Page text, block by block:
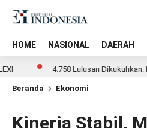
HOME NASIONAL DAERAH
4.758 Lulusan Dikukuhkan, BINUS
Beranda Ekonomi
Kinerja Stabil,